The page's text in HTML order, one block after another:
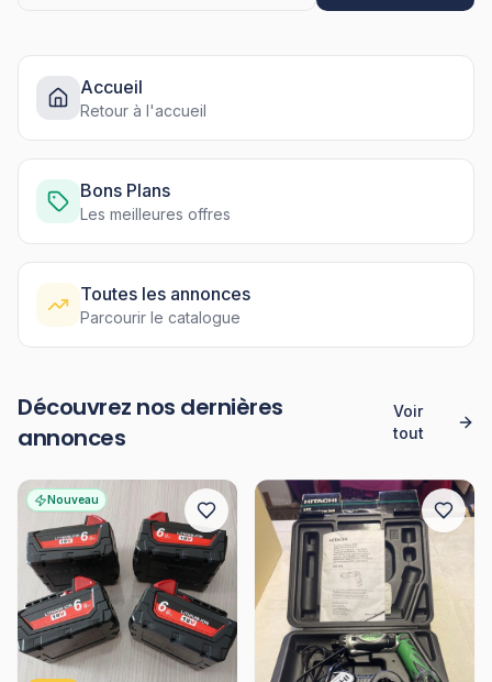
Accueil
Retour à l'accueil
Bons Plans
Les meilleures offres
Toutes les annonces
Parcourir le catalogue
Découvrez nos dernières
annonces
Voir
tout
Nouveau